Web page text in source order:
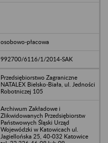
osobowo-płacowa
992700/6116/1/2014-SAK
Przedsiębiorstwo Zagraniczne
NATALEX Bielsko-Biała, ul. Jedności
Robotniczej 105
Archiwum Zakładowe i
Zlikwidowanych Przedsiębiorstw
Państwowych Śląski Urząd
Wojewódzki w Katowicach ul.
Jagiellońska 25, 40-032 Katowice